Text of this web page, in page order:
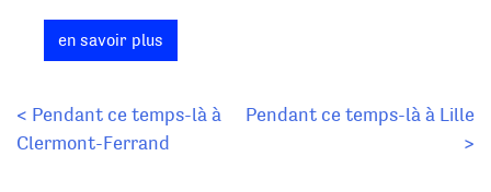
en savoir plus
Navigation
de
< Pendant ce temps-là à
Clermont-Ferrand
Pendant ce temps-là à Lille
>